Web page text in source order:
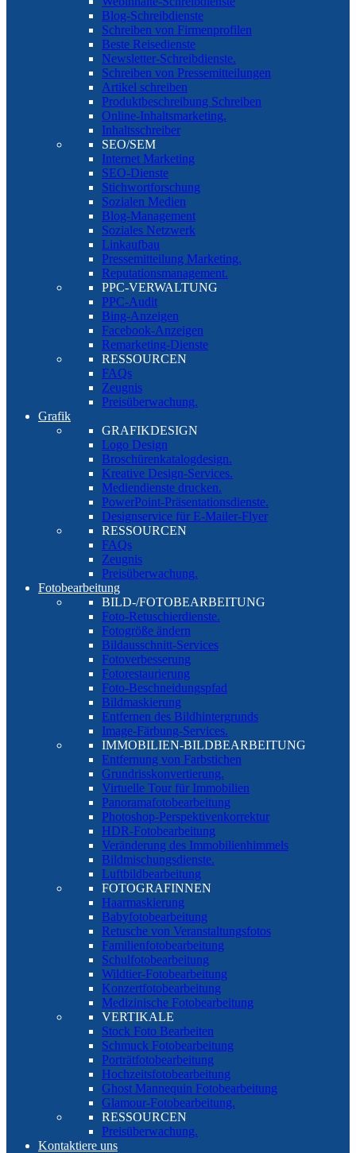
Blog-Schreibdienste
Schreiben von Firmenprofilen
Beste Reisedienste
Newsletter-Schreibdienste.
Schreiben von Pressemitteilungen
Artikel schreiben
Produktbeschreibung Schreiben
Online-Inhaltsmarketing.
Inhaltsschreiber
SEO/SEM
Internet Marketing
SEO-Dienste
Stichwortforschung
Sozialen Medien
Blog-Management
Soziales Netzwerk
Linkaufbau
Pressemitteilung Marketing.
Reputationsmanagement.
PPC-VERWALTUNG
PPC-Audit
Bing-Anzeigen
Facebook-Anzeigen
Remarketing-Dienste
RESSOURCEN
FAQs
Zeugnis
Preisüberwachung.
Grafik
GRAFIKDESIGN
Logo Design
Broschürenkatalogdesign.
Kreative Design-Services.
Mediendienste drucken.
PowerPoint-Präsentationsdienste.
Designservice für E-Mailer-Flyer
RESSOURCEN
FAQs
Zeugnis
Preisüberwachung.
Fotobearbeitung
BILD-/FOTOBEARBEITUNG
Foto-Retuschierdienste.
Fotogröße ändern
Bildausschnitt-Services
Fotoverbesserung
Fotorestaurierung
Foto-Beschneidungspfad
Bildmaskierung
Entfernen des Bildhintergrunds
Image-Färbung-Services.
IMMOBILIEN-BILDBEARBEITUNG
Entfernung von Farbstichen
Grundrisskonvertierung.
Virtuelle Tour für Immobilien
Panoramafotobearbeitung
Photoshop-Perspektivenkorrektur
HDR-Fotobearbeitung
Veränderung des Immobilienhimmels
Bildmischungsdienste.
Luftbildbearbeitung
FOTOGRAFINNEN
Haarmaskierung
Babyfotobearbeitung
Retusche von Veranstaltungsfotos
Familienfotobearbeitung
Schulfotobearbeitung
Wildtier-Fotobearbeitung
Konzertfotobearbeitung
Medizinische Fotobearbeitung
VERTIKALE
Stock Foto Bearbeiten
Schmuck Fotobearbeitung
Porträtfotobearbeitung
Hochzeitsfotobearbeitung
Ghost Mannequin Fotobearbeitung
Glamour-Fotobearbeitung.
RESSOURCEN
Preisüberwachung.
Kontaktiere uns